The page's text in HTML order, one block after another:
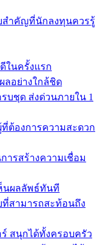
สำคัญที่นักลงทุนควรรู้
ในครั้งแรก
ลอย่างใกล้ชิด
บชุด ส่งด่วนภายใน 1
ที่ต้องการความสะดวก
รสร้างความเชื่อม
นผลลัพธ์ทันที
ที่สามารถสะท้อนถึง
สนุกได้ทั้งครอบครัว